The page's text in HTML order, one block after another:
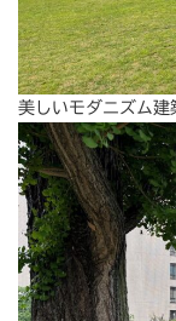
美しいモダニズム建